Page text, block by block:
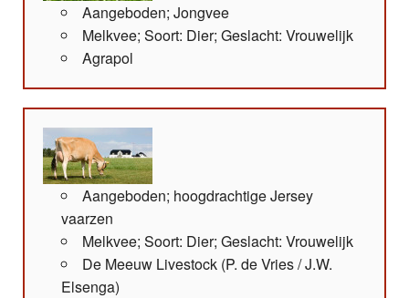
Aangeboden; Jongvee
Melkvee; Soort: Dier; Geslacht: Vrouwelijk
Agrapol
Aangeboden; hoogdrachtige Jersey
vaarzen
Melkvee; Soort: Dier; Geslacht: Vrouwelijk
De Meeuw Livestock (P. de Vries / J.W.
Elsenga)